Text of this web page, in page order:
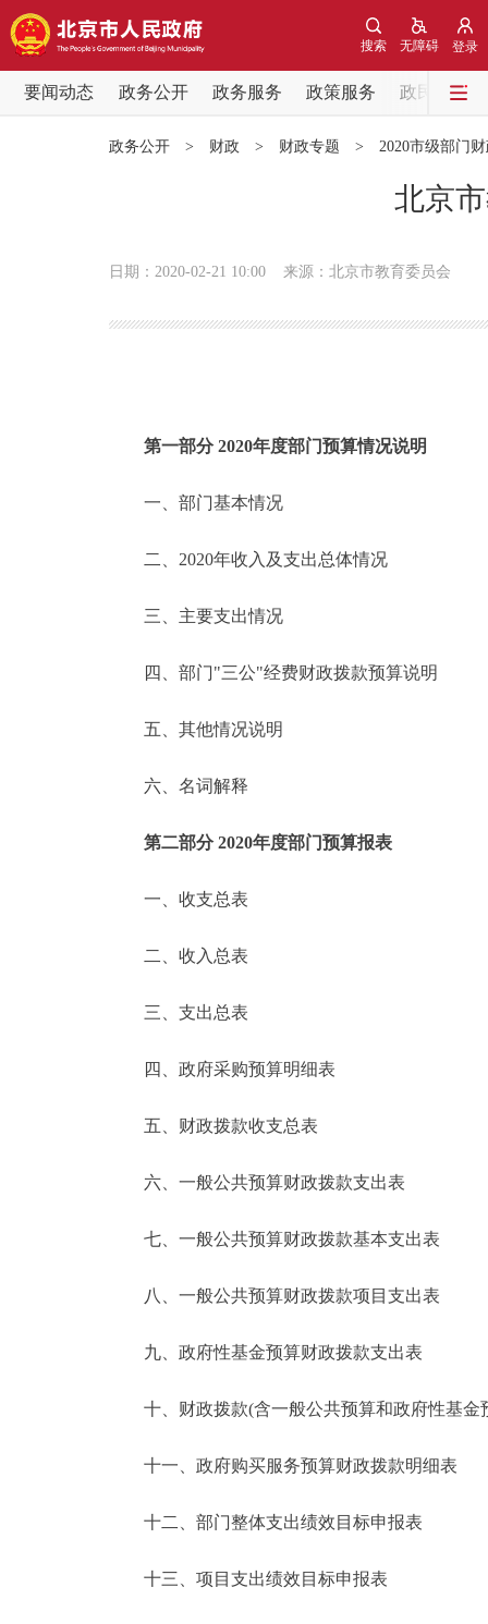
登录
无障碍
搜索
要闻动态 政务公开 政务服务 政策服务
政民互动
便民服务
中介服务
政民互动
12345网上接诉即办
参与调查
走进北京
北京概况
绿色北京
ENGLISH
政务公开 > 财政 > 财政专题 > 2020市级部门
北京
日期：2020-02-21 10:00 来源：北京市教育委员会
第一部分 2020年度部门预算情况说明
一、部门基本情况
二、2020年收入及支出总体情况
三、主要支出情况
四、部门"三公"经费财政拨款预算说明
五、其他情况说明
六、名词解释
第二部分 2020年度部门预算报表
一、收支总表
二、收入总表
三、支出总表
四、政府采购预算明细表
五、财政拨款收支总表
六、一般公共预算财政拨款支出表
七、一般公共预算财政拨款基本支出表
八、一般公共预算财政拨款项目支出表
九、政府性基金预算财政拨款支出表
十、财政拨款(含一般公共预算和政府性基金
十一、政府购买服务预算财政拨款明细表
十二、部门整体支出绩效目标申报表
十三、项目支出绩效目标申报表